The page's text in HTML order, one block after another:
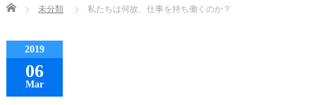
Home 未分類 私たちは何故、仕事を持ち働くのか？
2019
06
Mar